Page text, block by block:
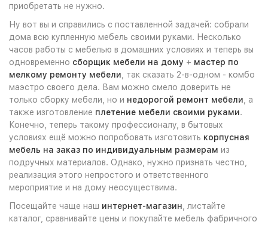
приобретать не нужно.
Ну вот вы и справились с поставленной задачей: собрали
дома всю купленную мебель своими руками. Несколько
часов работы с мебелью в домашних условиях и теперь вы
одновременно сборщик мебели на дому + мастер по
мелкому ремонту мебели , так сказать 2-в-одном - комбо
маэстро своего дела. Вам можно смело доверить не
только сборку мебели, но и недорогой ремонт мебели , а
также изготовление плетение мебели своими руками.
Конечно, теперь такому профессионалу, в бытовых
условиях ещё можно попробовать изготовить корпусная
мебель на заказ по индивидуальным размерам из
подручных материалов. Однако, нужно признать честно,
реализация этого непростого и ответственного
мероприятие и на дому неосуществима.
Посещайте чаще наш интернет-магазин , листайте
каталог, сравнивайте цены и покупайте мебель фабричного